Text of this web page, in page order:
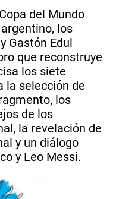
del Mundo
los
Gastón Edul
que reconstruye
los siete
la selección de
los
de los
la revelación de
y un diálogo
y Leo Messi.